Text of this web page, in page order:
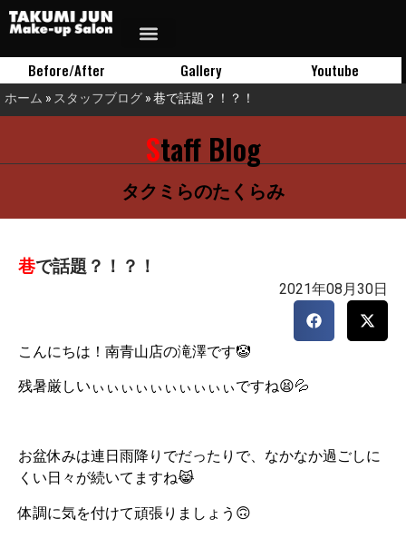
Before/After Gallery Youtube
ホーム » スタッフブログ »巷で話題？！？！
Staff Blog
タクミらのたくらみ
巷で話題？！？！
2021年08月30日
こんにちは！南青山店の滝澤です🤡
残暑厳しいぃぃぃぃぃぃぃぃぃぃですね😫💦
お盆休みは連日雨降りでだったりで、なかなか過ごしに
くい日々が続いてますね😹
体調に気を付けて頑張りましょう🙃